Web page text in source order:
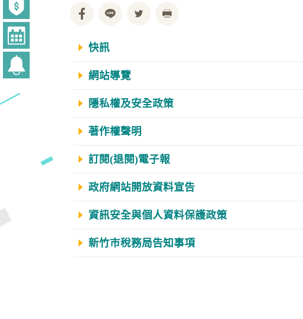
快訊
網站導覽
隱私權及安全政策
著作權聲明
訂閱(退閱)電子報
政府網站開放資料宣告
資訊安全與個人資料保護政策
新竹市稅務局告知事項